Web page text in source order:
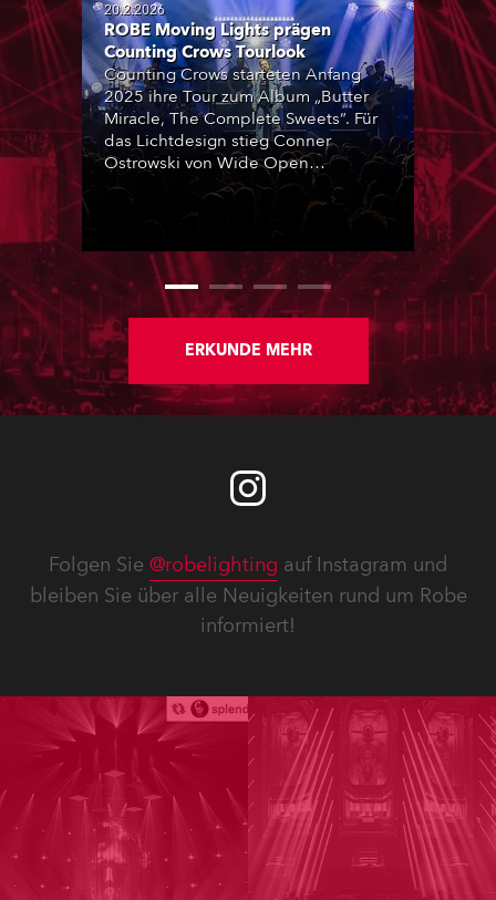
20.2.2026
ROBE Moving Lights prägen
Counting Crows Tourlook
Counting Crows starteten Anfang
2025 ihre Tour zum Album „Butter
Miracle, The Complete Sweets“. Für
das Lichtdesign stieg Conner
Ostrowski von Wide Open
Productions als Lichtdesigner ins
Kreativteam ein und setzte den
Beleuchtung, da keine
Videoelemente auf der Bühne
vorgesehen waren.
ERKUNDE MEHR
Folgen Sie @robelighting auf Instagram und
bleiben Sie über alle Neuigkeiten rund um Robe
informiert!